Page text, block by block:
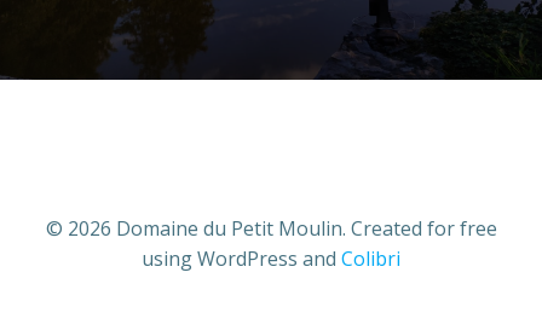
© 2026 Domaine du Petit Moulin. Created for free
using WordPress and Colibri